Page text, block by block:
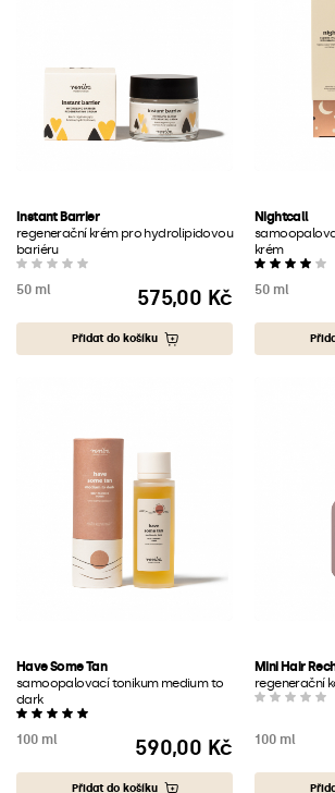
Instant Barrier
regenerační krém pro hydrolipidovou
bariéru
50 ml
Cena
575,00 Kč
Přidat do košíku
Nightcall
krém
50 ml
Have Some Tan
samoopalovací tonikum medium to
dark
100 ml
Cena
590,00 Kč
Přidat do košíku
Mini Hair
regenerační
100 ml